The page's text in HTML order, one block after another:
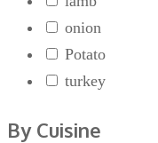
onion
Potato
turkey
By Cuisine